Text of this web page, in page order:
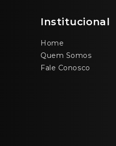
Institucional
Home
Quem Somos
Fale Conosco